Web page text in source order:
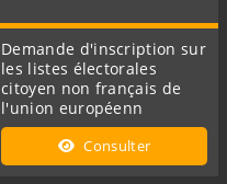
Demande d'inscription sur
les listes électorales
citoyen non français de
l'union européenn
Consulter